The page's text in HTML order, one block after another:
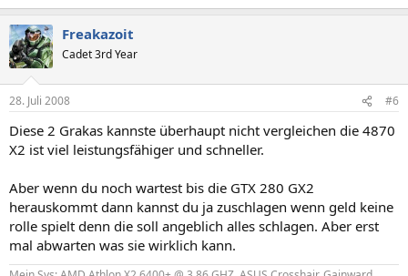
Freakazoit
Cadet 3rd Year
28. Juli 2008 #6
Diese 2 Grakas kannste überhaupt nicht vergleichen die 4870
X2 ist viel leistungsfähiger und schneller.
Aber wenn du noch wartest bis die GTX 280 GX2
herauskommt dann kannst du ja zuschlagen wenn geld keine
rolle spielt denn die soll angeblich alles schlagen. Aber erst
mal abwarten was sie wirklich kann.